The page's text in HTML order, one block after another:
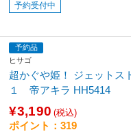
予約受付中
予約品
ヒサゴ
超かぐや姫！ ジェットス
１ 帝アキラ HH5414
¥3,190 (税込)
ポイント：319